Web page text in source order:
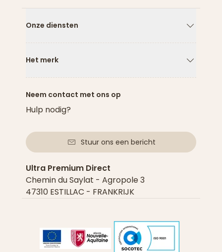
Onze diensten
Het merk
Neem contact met ons op
Hulp nodig?
Stuur ons een bericht
Ultra Premium Direct
Chemin du Saylat - Agropole 3
47310 ESTILLAC - FRANKRIJK